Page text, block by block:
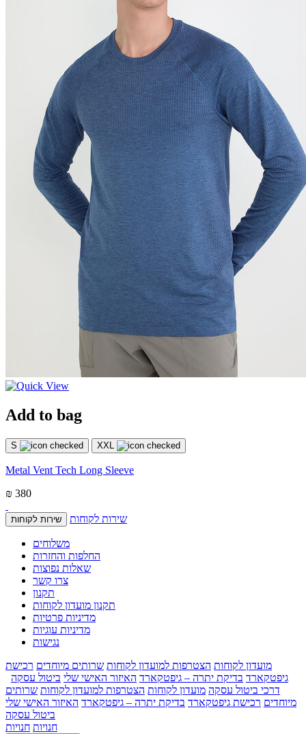
Add to bag
S XXL
Metal Vent Tech Long Sleeve
₪ 380
שירות לקוחות שירות לקוחות
משלוחים
החלפות והחזרות
שאלות נפוצות
צרו קשר
תקנון
תקנון מועדון לקוחות
מדיניות פרטיות
מדיניות עוגיות
נגישות
מועדון לקוחות הצטרפות למועדון לקוחות שרותים מיוחדים רכישת
גיפטקארד בדיקת יתרה – גיפטקארד האיזור האישי שלי ביטול עסקה
דרכי ביטול עסקה מועדון לקוחות הצטרפות למועדון לקוחות שרותים
מיוחדים רכישת גיפטקארד בדיקת יתרה – גיפטקארד האיזור האישי שלי
ביטול עסקה
חנויות חנויות